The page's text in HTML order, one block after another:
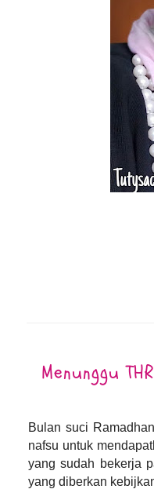
Menunggu
Bulan suci
nafsu untuk
yang sudah bekerja
yang diberkan